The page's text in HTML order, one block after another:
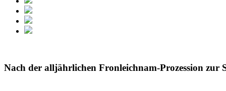
Nach der alljährlichen Fronleichnam-Prozession zur